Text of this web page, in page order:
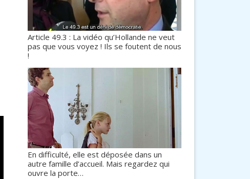
Article 49.3 : La vidéo qu’Hollande ne veut
pas que vous voyez ! Ils se foutent de nous
!
En difficulté, elle est déposée dans un
autre famille d’accueil. Mais regardez qui
ouvre la porte…